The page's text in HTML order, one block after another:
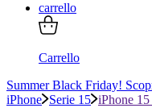
carrello
Carrello
Summer Black Friday!
iPhone Serie 15 iPhone